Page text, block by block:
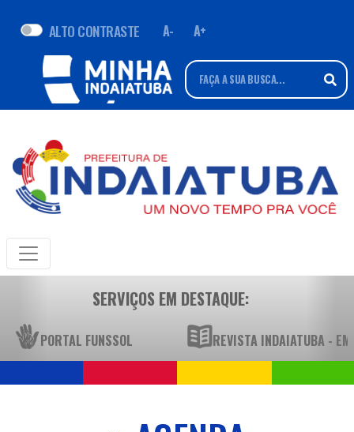
ALTO CONTRASTE A- A+
SERVIÇOS EM DESTAQUE:
PORTAL FUNSSOL REVISTA INDAIATUBA -